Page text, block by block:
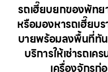
รถเฮี๊ยบยกของพัทย
หรือมองหารถเฮี๊ยบ
บายพร้อมลงพื้นที่ทั
บริการให้เช่ารถเค
เครื่องจักรก่